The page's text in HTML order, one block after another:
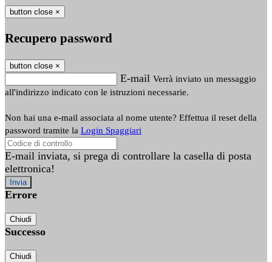
button close ×
Recupero password
button close ×
E-mail Verrà inviato un messaggio
all'indirizzo indicato con le istruzioni necessarie.
Non hai una e-mail associata al nome utente? Effettua il reset della
password tramite la Login Spaggiari
E-mail inviata, si prega di controllare la casella di posta
elettronica!
Errore
Chiudi
Successo
Chiudi